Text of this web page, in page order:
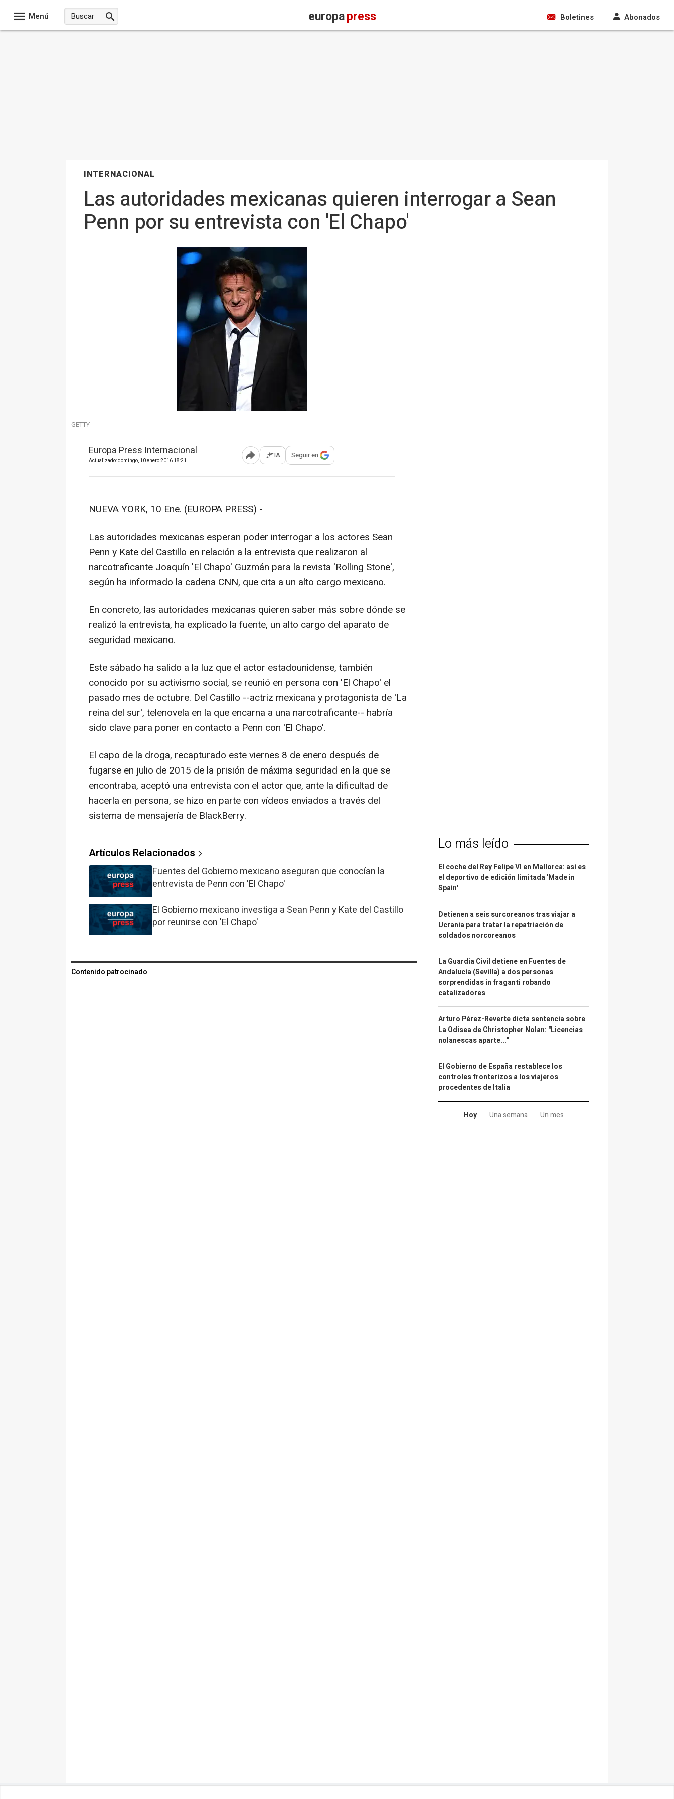
Menú europapress Boletines Abonados
INTERNACIONAL
Las autoridades mexicanas quieren interrogar a Sean
Penn por su entrevista con 'El Chapo'
GETTY
Europa Press Internacional
Actualizado: domingo, 10 enero 2016 18:21 Abrir opciones para compartir
IA Seguir en
NUEVA YORK, 10 Ene. (EUROPA PRESS) -
Las autoridades mexicanas esperan poder interrogar a los actores Sean
Penn y Kate del Castillo en relación a la entrevista que realizaron al
narcotraficante Joaquín 'El Chapo' Guzmán para la revista 'Rolling Stone',
según ha informado la cadena CNN, que cita a un alto cargo mexicano.
En concreto, las autoridades mexicanas quieren saber más sobre dónde se
realizó la entrevista, ha explicado la fuente, un alto cargo del aparato de
seguridad mexicano.
Este sábado ha salido a la luz que el actor estadounidense, también
conocido por su activismo social, se reunió en persona con 'El Chapo' el
pasado mes de octubre. Del Castillo --actriz mexicana y protagonista de 'La
reina del sur', telenovela en la que encarna a una narcotraficante-- habría
sido clave para poner en contacto a Penn con 'El Chapo'.
El capo de la droga, recapturado este viernes 8 de enero después de
fugarse en julio de 2015 de la prisión de máxima seguridad en la que se
encontraba, aceptó una entrevista con el actor que, ante la dificultad de
hacerla en persona, se hizo en parte con vídeos enviados a través del
sistema de mensajería de BlackBerry.
Artículos Relacionados
Fuentes del Gobierno mexicano aseguran que conocían la
entrevista de Penn con 'El Chapo'
El Gobierno mexicano investiga a Sean Penn y Kate del Castillo
por reunirse con 'El Chapo'
Contenido patrocinado
Lo más leído
El coche del Rey Felipe VI en Mallorca: así es
el deportivo de edición limitada 'Made in
Spain'
Detienen a seis surcoreanos tras viajar a
Ucrania para tratar la repatriación de
soldados norcoreanos
La Guardia Civil detiene en Fuentes de
Andalucía (Sevilla) a dos personas
sorprendidas in fraganti robando
catalizadores
Arturo Pérez-Reverte dicta sentencia sobre
La Odisea de Christopher Nolan: "Licencias
nolanescas aparte..."
El Gobierno de España restablece los
controles fronterizos a los viajeros
procedentes de Italia
Hoy Una semana Un mes